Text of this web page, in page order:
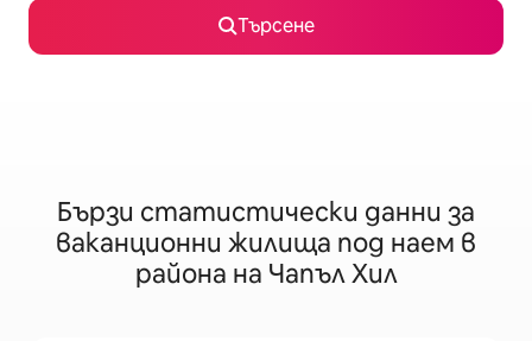
Търсене
Бързи статистически данни за
ваканционни жилища под наем в
района на Чапъл Хил